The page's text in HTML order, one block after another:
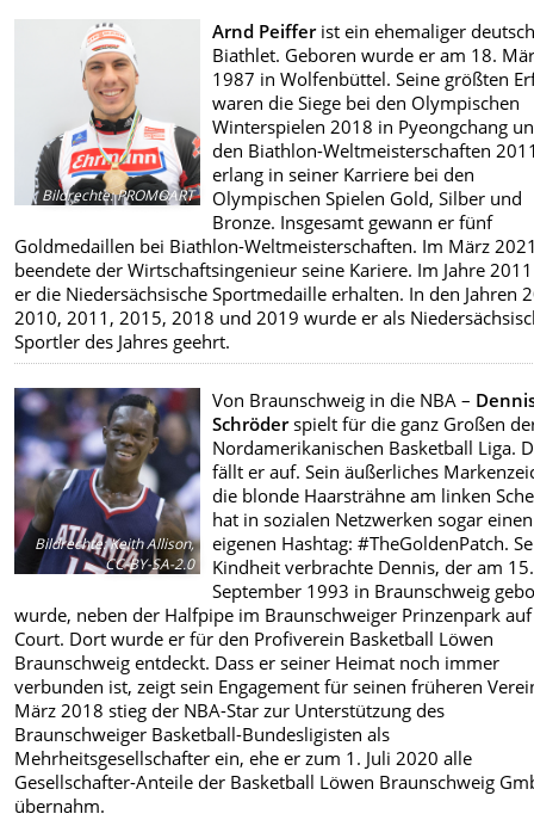
Bildrechte:PROMOART
Arnd Peifferist ein ehemaliger
Biathlet. Geboren wurde er am 18.
1987 in Wolfenbüttel. Seine größten
waren die Siege bei den Olympischen
Winterspielen 2018 in Pyeongchang
den Biathlon-Weltmeisterschaften
erlang in seiner Karriere bei den
Olympischen Spielen Gold, Silber und
Bronze. Insgesamt gewann er fünf
Goldmedaillen bei Biathlon-Weltmeisterschaften. Im März
beendete der Wirtschaftsingenieur seine Kariere. Im Jahre
er die Niedersächsische Sportmedaille erhalten. In den Jahren
2010, 2011, 2015, 2018 und 2019 wurde er als
Sportler des Jahres geehrt.
Bildrechte:Keith Allison,
CC-BY-SA-2.0
Von Braunschweig in die NBA –
Schröderspielt für die ganz Großen
Nordamerikanischen Basketball Liga.
fällt er auf. Sein äußerliches
die blonde Haarsträhne am linken
hat in sozialen Netzwerken sogar einen
eigenen Hashtag: #TheGoldenPatch.
Kindheit verbrachte Dennis, der am 15.
September 1993 in Braunschweig
wurde, neben der Halfpipe im Braunschweiger Prinzenpark
Court. Dort wurde er für den Profiverein Basketball Löwen
Braunschweig entdeckt. Dass er seiner Heimat noch immer
verbunden ist, zeigt sein Engagement für seinen früheren
März 2018 stieg der NBA-Star zur Unterstützung des
Braunschweiger Basketball-Bundesligisten als
Mehrheitsgesellschafter ein, ehe er zum 1. Juli 2020 alle
Gesellschafter-Anteile der Basketball Löwen Braunschweig
übernahm.